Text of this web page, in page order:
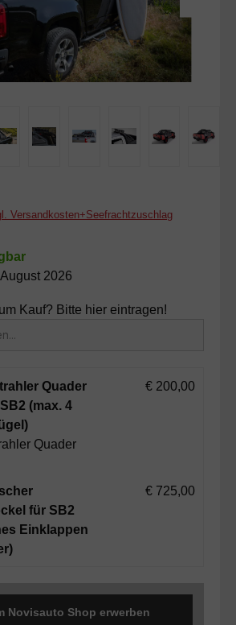
Versandkosten+Seefrachtzuschlag
2026
Kauf? Bitte hier eintragen!
Quader
(max. 4
Quader
€ 200,00
für SB2
Einklappen
€ 725,00
Novisauto Shop erwerben